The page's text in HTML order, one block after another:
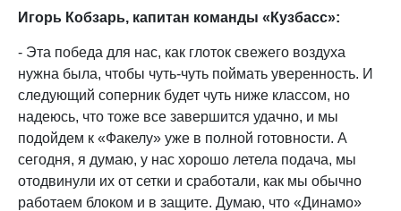
Игорь Кобзарь, капитан команды «Кузбасс»:
- Эта победа для нас, как глоток свежего воздуха
нужна была, чтобы чуть-чуть поймать уверенность. И
следующий соперник будет чуть ниже классом, но
надеюсь, что тоже все завершится удачно, и мы
подойдем к «Факелу» уже в полной готовности. А
сегодня, я думаю, у нас хорошо летела подача, мы
отодвинули их от сетки и сработали, как мы обычно
работаем блоком и в защите. Думаю, что «Динамо»